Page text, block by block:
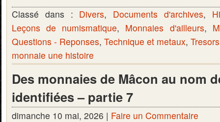
Classé dans : Divers, Documents d'archives,
Leçons de numismatique, Monnaies d'ailleurs,
Questions - Reponses, Technique et metaux,
monnaie une histoire
Des monnaies de Mâcon au nom
identifiées – partie 7
dimanche 10 mai, 2026 | Faire un Commentaire